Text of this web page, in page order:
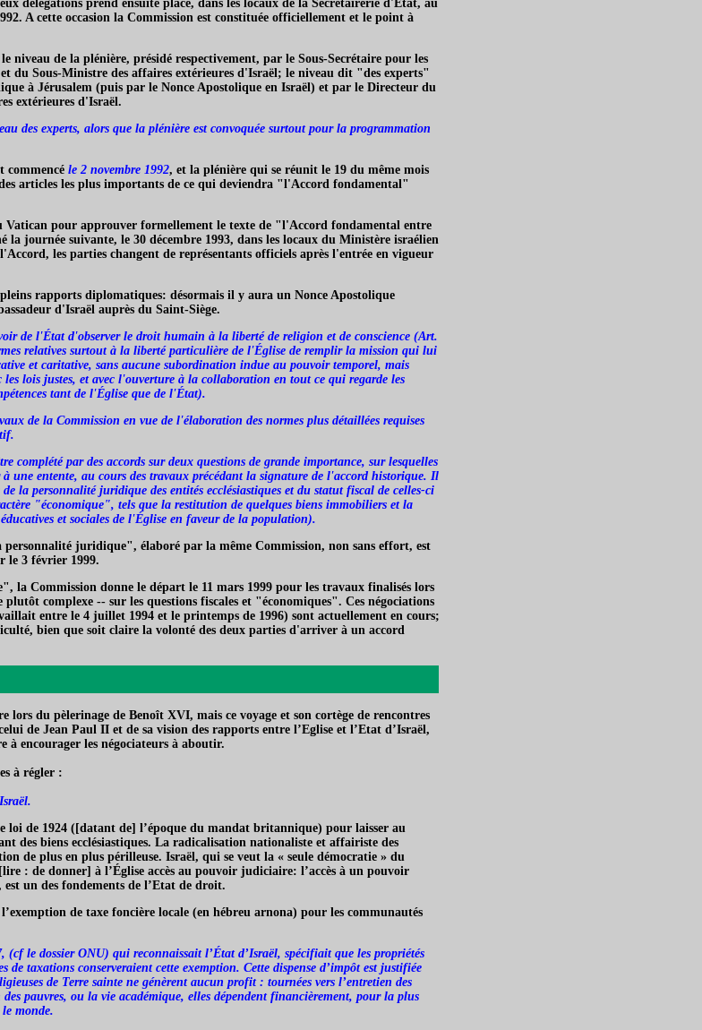
délégations prend ensuite place, dans les locaux de la Secrétairerie d'État, au
A cette occasion la Commission est constituée officiellement et le point à
niveau de la plénière, présidé respectivement, par le Sous-Secrétaire pour les
du Sous-Ministre des affaires extérieures d'Israël; le niveau dit "des experts"
à Jérusalem (puis par le Nonce Apostolique en Israël) et par le Directeur du
extérieures d'Israël.
des experts, alors que la plénière est convoquée surtout pour la programmation
commencéle 2 novembre 1992, et la plénière qui se réunit le 19 du même mois
articles les plus importants de ce qui deviendra "l'Accord fondamental"
Vatican pour approuver formellement le texte de "l'Accord fondamental entre
journée suivante, le 30 décembre 1993, dans les locaux du Ministère israélien
les parties changent de représentants officiels après l'entrée en vigueur
rapports diplomatiques: désormais il y aura un Nonce Apostolique
d'Israël auprès du Saint-Siège.
de l'État d'observer le droit humain à la liberté de religion et de conscience (Art.
relatives surtout à la liberté particulière de l'Église de remplir la mission qui lui
et caritative, sans aucune subordination indue au pouvoir temporel, mais
lois justes, et avec l'ouverture à la collaboration en tout ce qui regarde les
tant de l'Église que de l'État).
de la Commission en vue de l'élaboration des normes plus détaillées requises
complété par des accords sur deux questions de grande importance, sur lesquelles
une entente, au cours des travaux précédant la signature de l'accord historique. Il
la personnalité juridique des entités ecclésiastiques et du statut fiscal de celles-ci
"économique", tels que la restitution de quelques biens immobiliers et la
et sociales de l'Église en faveur de la population).
juridique", élaboré par la même Commission, non sans effort, est
le 3 février 1999.
la Commission donne le départ le 11 mars 1999 pour les travaux finalisés lors
complexe -- sur les questions fiscales et "économiques". Ces négociations
entre le 4 juillet 1994 et le printemps de 1996) sont actuellement en cours;
bien que soit claire la volonté des deux parties d'arriver à un accord
du pèlerinage de Benoît XVI, mais ce voyage et son cortège de rencontres
de Jean Paul II et de sa vision des rapports entre l’Eglise et l’Etat d’Israël,
à encourager les négociateurs à aboutir.
à régler :
loi de 1924 ([datant de] l’époque du mandat britannique) pour laisser au
des biens ecclésiastiques. La radicalisation nationaliste et affairiste des
de plus en plus périlleuse. Israël, qui se veut la « seule démocratie » du
: de donner] à l’Église accès au pouvoir judiciaire: l’accès à un pouvoir
un des fondements de l’Etat de droit.
de taxe foncière locale (en hébreu arnona) pour les communautés
(cf le dossier ONU) qui reconnaissait l’État d’Israël, spécifiait que les propriétés
de taxations conserveraient cette exemption. Cette dispense d’impôt est justifiée
de Terre sainte ne génèrent aucun profit : tournées vers l’entretien des
pauvres, ou la vie académique, elles dépendent financièrement, pour la plus
monde.